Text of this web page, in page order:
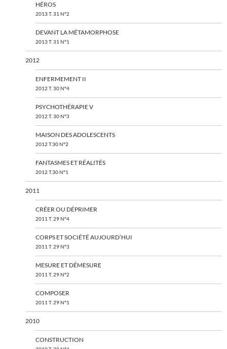
HÉROS
2013 T. 31 N°2
DEVANT LA MÉTAMORPHOSE
2013 T. 31 N°1
2012
ENFERMEMENT II
2012 T. 30 N°4
PSYCHOTHÉRAPIE V
2012 T. 30 N°3
MAISON DES ADOLESCENTS
2012 T.30 N°2
FANTASMES ET RÉALITÉS
2012 T.30 N°1
2011
CRÉER OU DÉPRIMER
2011 T. 29 N°4
CORPS ET SOCIÉTÉ AUJOURD’HUI
2011 T. 29 N°3
MESURE ET DÉMESURE
2011 T. 29 N°2
COMPOSER
2011 T. 29 N°1
2010
CONSTRUCTION